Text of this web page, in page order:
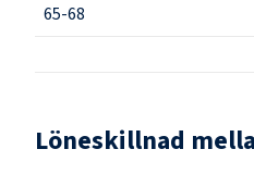
65-68
Löneskillnad